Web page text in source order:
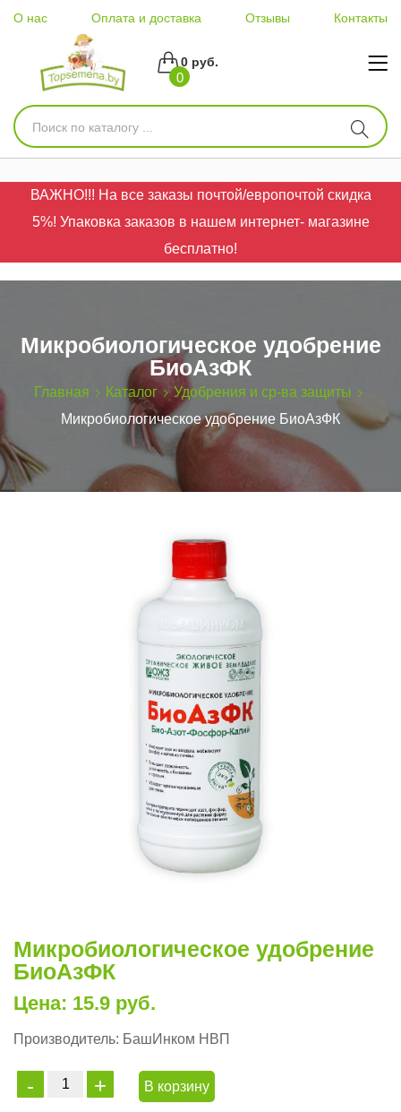
О нас Оплата и доставка Отзывы Контакты
0
0 руб.
ВАЖНО!!! На все заказы почтой/европочтой скидка
5%! Упаковка заказов в нашем интернет- магазине
бесплатно!
Микробиологическое удобрение
БиоАзФК
Главная Каталог
Удобрения и ср-ва защиты
Микробиологическое удобрение БиоАзФК
Микробиологическое удобрение
БиоАзФК
Цена: 15.9 руб.
Производитель: БашИнком НВП
В корзину